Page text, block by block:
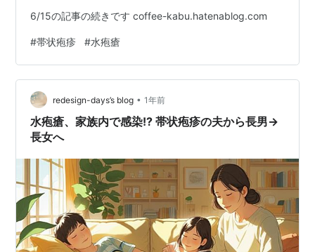
6/15の記事の続きです coffee-kabu.hatenablog.com
#帯状疱疹 #水疱瘡
redesign-days’s blog • 1年前
水疱瘡、家族内で感染!? 帯状疱疹の夫から長男→
長女へ